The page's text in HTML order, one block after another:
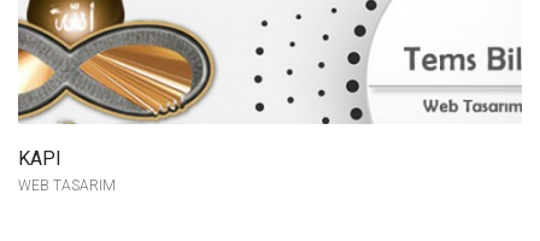
KAPI
WEB TASARIM